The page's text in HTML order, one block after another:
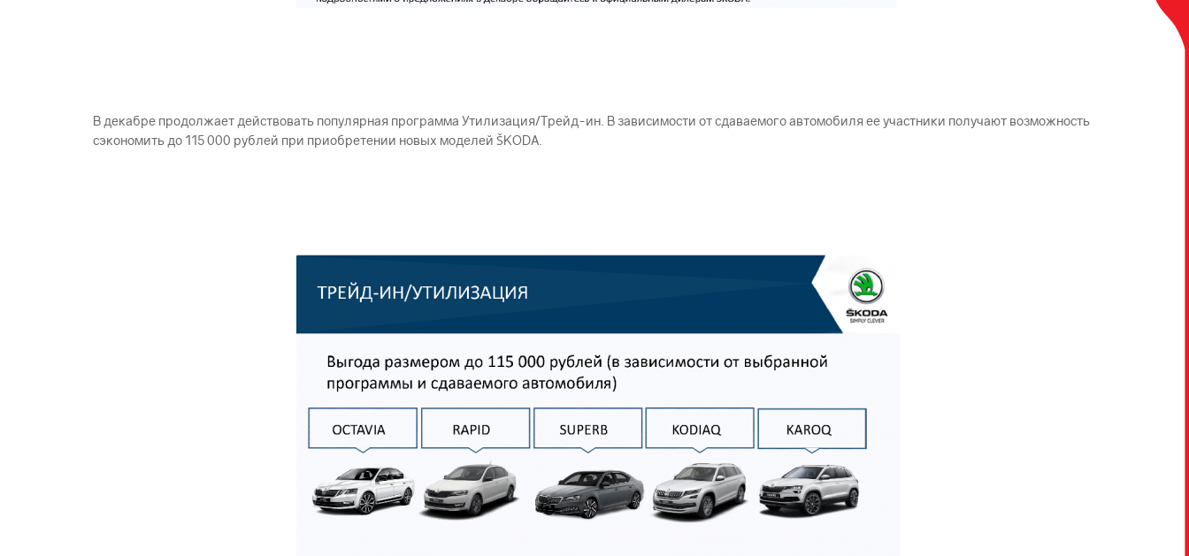
В декабре продолжает действовать популярная программа Утилизация/Трейд-ин. В зависимости от сдаваемого автомобиля ее участники получают возможность
сэкономить до 115 000 рублей при приобретении новых моделей ŠKODА.